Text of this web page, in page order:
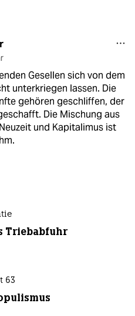
Gesellen sich von dem
unterkriegen lassen. Die
gehören geschliffen, der
Die Mischung aus
und Kapitalimus ist
Triebabfuhr
63